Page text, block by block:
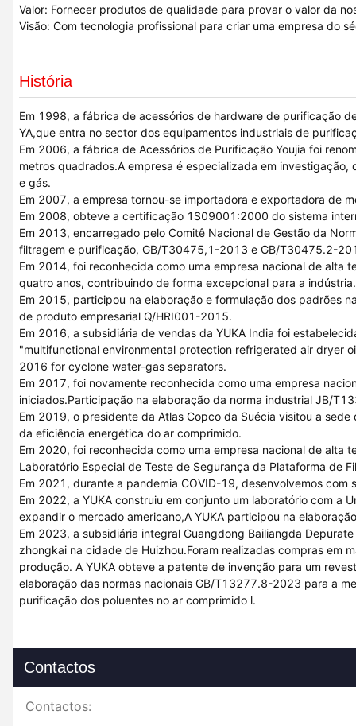
Valor: Fornecer produtos de qualidade para provar o valor da
Visão: Com tecnologia profissional para criar uma empresa do
História
Em 1998, a fábrica de acessórios de hardware de purificação
YA,que entra no sector dos equipamentos industriais de
Em 2006, a fábrica de Acessórios de Purificação Youjia foi
metros quadrados.A empresa é especializada em
e gás.
Em 2007, a empresa tornou-se importadora e exportadora de
Em 2008, obteve a certificação 1S09001:2000 do sistema
Em 2013, encarregado pelo Comitê Nacional de Gestão da
filtragem e purificação, GB/T30475,1-2013 e GB/T30475.2-
Em 2014, foi reconhecida como uma empresa nacional de alta
quatro anos, contribuindo de forma excepcional para a indústria.
Em 2015, participou na elaboração e formulação dos
de produto empresarial Q/HRI001-2015.
Em 2016, a subsidiária de vendas da YUKA India foi
"multifunctional environmental protection refrigerated air
2016 for cyclone water-gas separators.
Em 2017, foi novamente reconhecida como uma empresa
iniciados.Participação na elaboração da norma industrial JB/
Em 2019, o presidente da Atlas Copco da Suécia visitou a
da eficiência energética do ar comprimido.
Em 2020, foi reconhecida como uma empresa nacional de alta
Laboratório Especial de Teste de Segurança da Plataforma de
Em 2021, durante a pandemia COVID-19, desenvolvemos
Em 2022, a YUKA construiu em conjunto um laboratório com a
expandir o mercado americano,A YUKA participou na
Em 2023, a subsidiária integral Guangdong Bailiangda
zhongkai na cidade de Huizhou.Foram realizadas compras em
produção. A YUKA obteve a patente de invenção para um
elaboração das normas nacionais GB/T13277.8-2023 para a
purificação dos poluentes no ar comprimido l.
Contactos
Contactos: